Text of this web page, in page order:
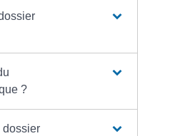
?
dossier